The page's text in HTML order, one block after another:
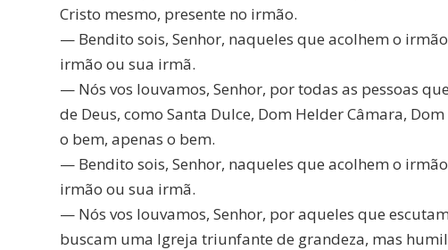
Cristo mesmo, presente no irmão.
— Bendito sois, Senhor, naqueles que acolhem o
irmão ou sua irmã.
— Nós vos louvamos, Senhor, por todas as pessoas
de Deus, como Santa Dulce, Dom Helder Câmara,
o bem, apenas o bem.
— Bendito sois, Senhor, naqueles que acolhem o
irmão ou sua irmã.
— Nós vos louvamos, Senhor, por aqueles que
buscam uma Igreja triunfante de grandeza, mas